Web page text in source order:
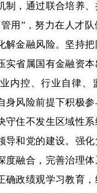
制，通过联合培养
用”，努力在人才
解金融风险。坚持
实省属国有金融资
内控、行业自律、
身风险前提下积极
守住不发生区域性
导和党的建设。强
度融合，完善治理体
确政绩观学习教育